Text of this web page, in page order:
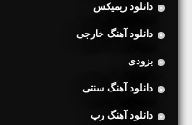
دانلود ریمیکس
دانلود آهنگ خارجی
بزودی
دانلود آهنگ سنتی
دانلود آهنگ رپ